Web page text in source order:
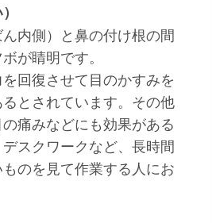
内側）と鼻の付け根の間
が睛明です。
回復させて目のかすみを
とされています。その他
痛みなどにも効果がある
スクワークなど、長時間
のを見て作業する人にお